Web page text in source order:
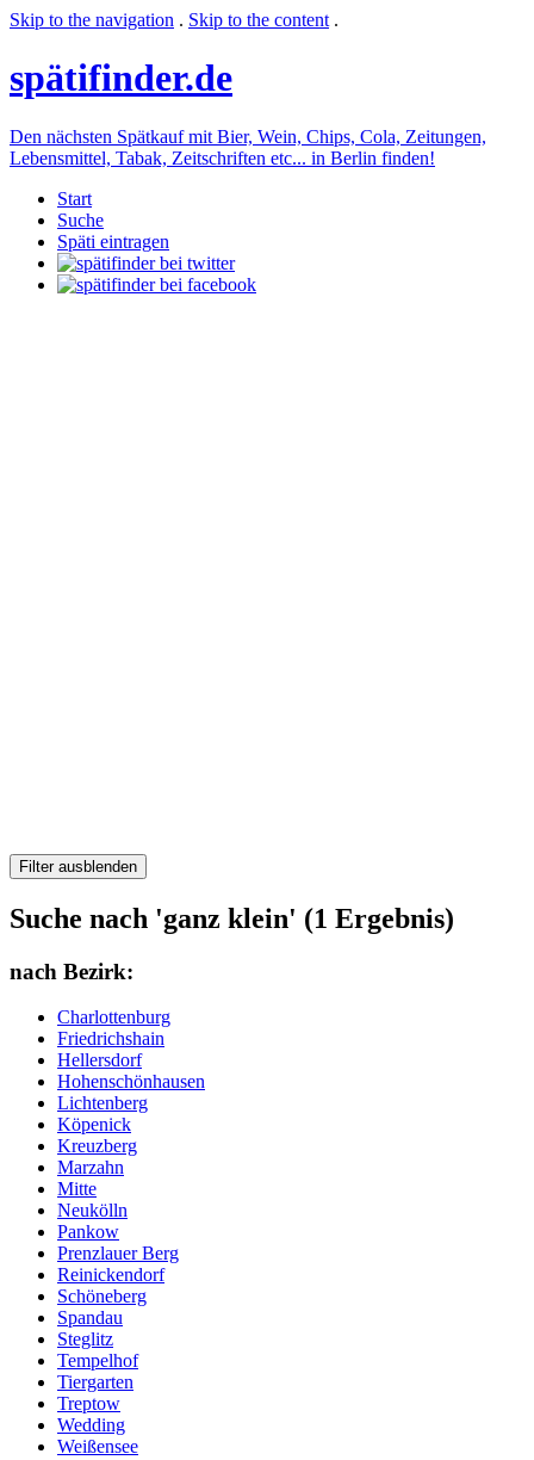
Skip to the navigation . Skip to the content .
spätifinder.de
Den nächsten Spätkauf mit Bier, Wein, Chips, Cola, Zeitungen,
Lebensmittel, Tabak, Zeitschriften etc... in Berlin finden!
Start
Suche
Späti eintragen
Filter ausblenden
Suche nach 'ganz klein' (1 Ergebnis)
nach Bezirk:
Charlottenburg
Friedrichshain
Hellersdorf
Hohenschönhausen
Lichtenberg
Köpenick
Kreuzberg
Marzahn
Mitte
Neukölln
Pankow
Prenzlauer Berg
Reinickendorf
Schöneberg
Spandau
Steglitz
Tempelhof
Tiergarten
Treptow
Wedding
Weißensee